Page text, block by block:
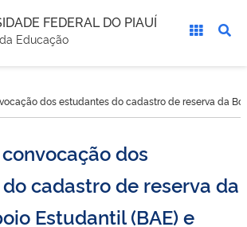
FEDERAL DO PIAUÍ
Educação
dos estudantes do cadastro de reserva da
dos
cadastro de reserva da
Estudantil (BAE) e